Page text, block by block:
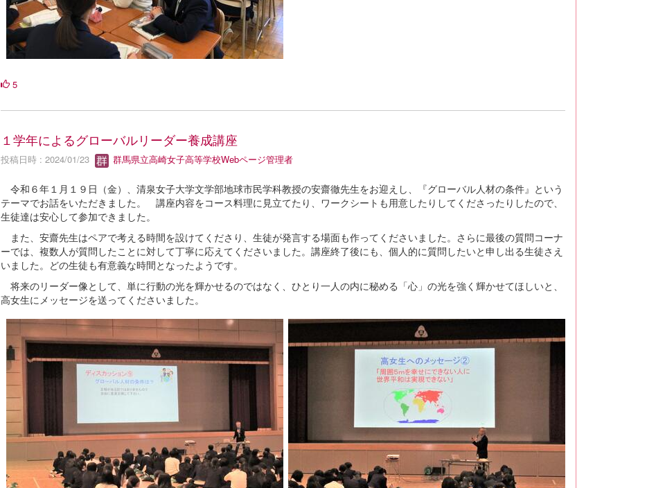
5
１学年によるグローバルリーダー養成講座
投稿日時 : 2024/01/23 群馬県立高崎女子高等学校Webページ管理者
令和６年１月１９日（金）、清泉女子大学文学部地球市民学科教授の安齋徹先生をお迎えし、『グローバル人材の条件』という
テーマでお話をいただきました。 講座内容をコース料理に見立てたり、ワークシートも用意したりしてくださったりしたので、
生徒達は安心して参加できました。
また、安齋先生はペアで考える時間を設けてくださり、生徒が発言する場面も作ってくださいました。さらに最後の質問コーナ
ーでは、複数人が質問したことに対して丁寧に応えてくださいました。講座終了後にも、個人的に質問したいと申し出る生徒さえ
いました。どの生徒も有意義な時間となったようです。
将来のリーダー像として、単に行動の光を輝かせるのではなく、ひとり一人の内に秘める「心」の光を強く輝かせてほしいと、
高女生にメッセージを送ってくださいました。